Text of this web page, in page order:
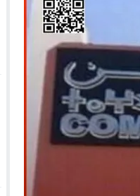
ينتفض ضد تعيين “ندالا”